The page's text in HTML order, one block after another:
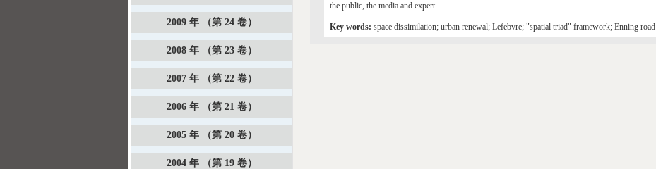
the public, the media and expert.
Key words: space dissimilation; urban renewal; Lefebvre; "spatial triad" framework; Enning road
2009 年 （第 24 卷）
2008 年 （第 23 卷）
2007 年 （第 22 卷）
2006 年 （第 21 卷）
2005 年 （第 20 卷）
2004 年 （第 19 卷）